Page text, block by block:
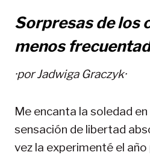
Sorpresas de los
menos
·porJadwiga Graczyk·
Me encanta la soledad
sensación de libertad
vez la experimenté el año